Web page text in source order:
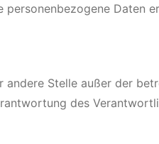
Daten
Stelle außer der
des